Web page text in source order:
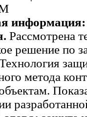
информация:
Рассмотрена
решение по
метода